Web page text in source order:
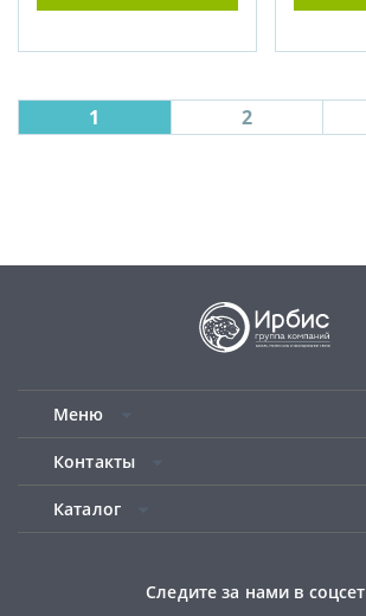
1 2
Меню
Контакты
Каталог
Следите за нами в